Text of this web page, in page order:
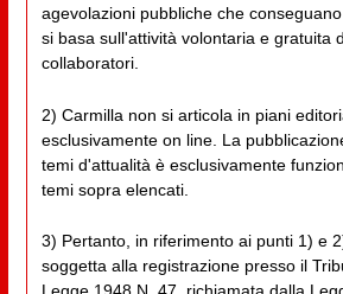
agevolazioni pubbliche che
si basa sull'attività volontaria e gratuita
collaboratori.
2) Carmilla non si articola in piani
esclusivamente on line. La
temi d'attualità è esclusivamente
temi sopra elencati.
3) Pertanto, in riferimento ai punti 1) e
soggetta alla registrazione presso il